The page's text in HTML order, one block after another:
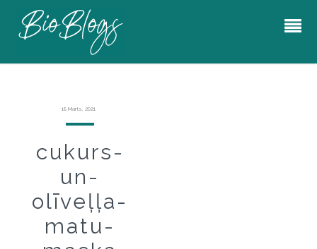
18 Marts, 2021
cukurs-
un-
olīveļļa-
matu-